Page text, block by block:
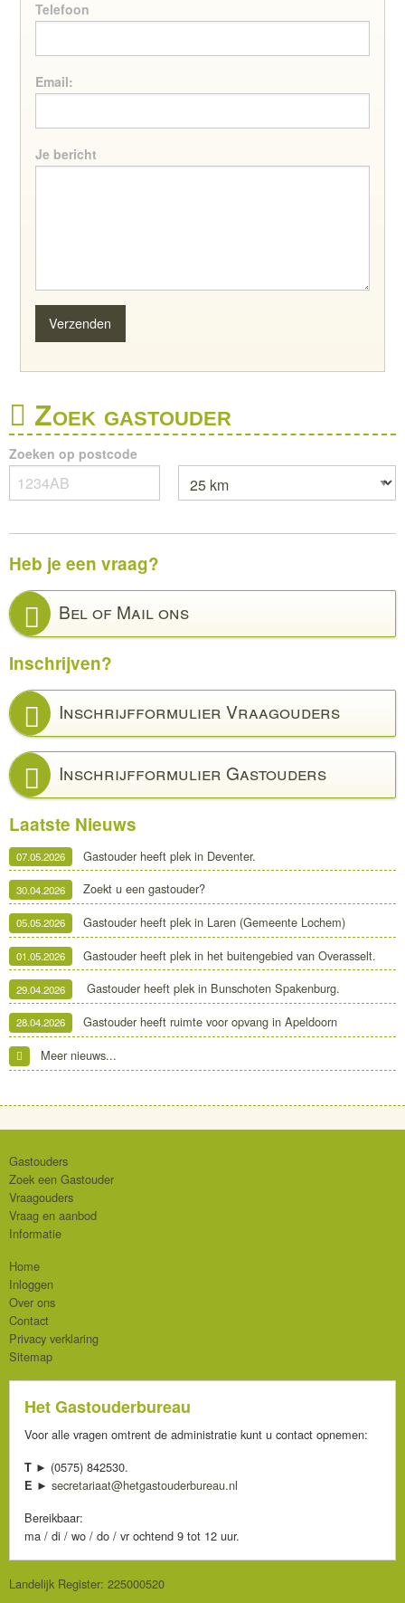
Telefoon
Email:
Je bericht
Zoek gastouder
Zoeken op postcode
Heb je een vraag?
Bel of Mail ons
Inschrijven?
Inschrijfformulier Vraagouders
Inschrijfformulier Gastouders
Laatste Nieuws
07.05.2026 Gastouder heeft plek in Deventer.
30.04.2026 Zoekt u een gastouder?
05.05.2026 Gastouder heeft plek in Laren (Gemeente Lochem)
01.05.2026 Gastouder heeft plek in het buitengebied van Overasselt.
29.04.2026 Gastouder heeft plek in Bunschoten Spakenburg.
28.04.2026
Gastouder heeft ruimte voor opvang in Apeldoorn
Meer nieuws...
Gastouders
Zoek een Gastouder
Vraagouders
Vraag en aanbod
Informatie
Home
Inloggen
Over ons
Contact
Privacy verklaring
Sitemap
Het Gastouderbureau
Voor alle vragen omtrent de administratie kunt u contact opnemen:
T ► (0575) 842530.
E ► secretariaat@hetgastouderbureau.nl
Bereikbaar:
ma / di / wo / do / vr ochtend 9 tot 12 uur.
Landelijk Register: 225000520